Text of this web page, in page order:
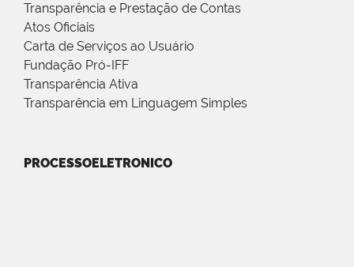
Transparência e Prestação de Contas
Atos Oficiais
Carta de Serviços ao Usuário
Fundação Pró-IFF
Transparência Ativa
Transparência em Linguagem Simples
PROCESSOELETRONICO